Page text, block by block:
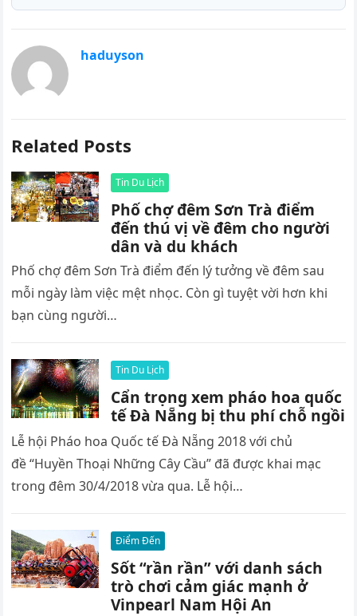
haduyson
Related Posts
Tin Du Lịch
Phố chợ đêm Sơn Trà điểm
đến thú vị về đêm cho người
dân và du khách
Phố chợ đêm Sơn Trà điểm đến lý tưởng về đêm sau
mỗi ngày làm việc mệt nhọc. Còn gì tuyệt vời hơn khi
bạn cùng người…
Tin Du Lịch
Cẩn trọng xem pháo hoa quốc
tế Đà Nẵng bị thu phí chỗ ngồi
Lễ hội Pháo hoa Quốc tế Đà Nẵng 2018 với chủ
đề “Huyền Thoại Những Cây Cầu” đã được khai mạc
trong đêm 30/4/2018 vừa qua. Lễ hội…
Điểm Đến
Sốt “rần rần” với danh sách
trò chơi cảm giác mạnh ở
Vinpearl Nam Hội An